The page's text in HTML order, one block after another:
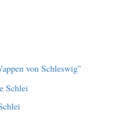
von Schleswig"